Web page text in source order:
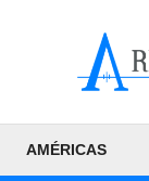
AMÉRICAS